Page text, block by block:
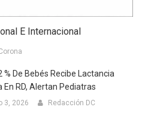
E Internacional
% De Bebés Recibe Lactancia
En RD, Alertan Pediatras
3, 2026 Redacción DC